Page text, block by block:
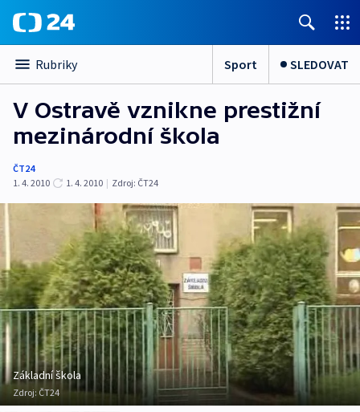
Rubriky Sport SLEDOVAT
V Ostravě vznikne prestižní
mezinárodní škola
ČT24
1. 4. 2010
1. 4. 2010 | Zdroj: ČT24
Základní škola
Zdroj: ČT24